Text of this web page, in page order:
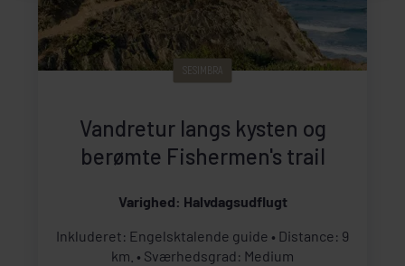
SESIMBRA
Vandretur langs kysten og
berømte Fishermen's trail
Varighed: Halvdagsudflugt
Inkluderet: Engelsktalende guide
Distance: 9
km.
Sværhedsgrad: Medium